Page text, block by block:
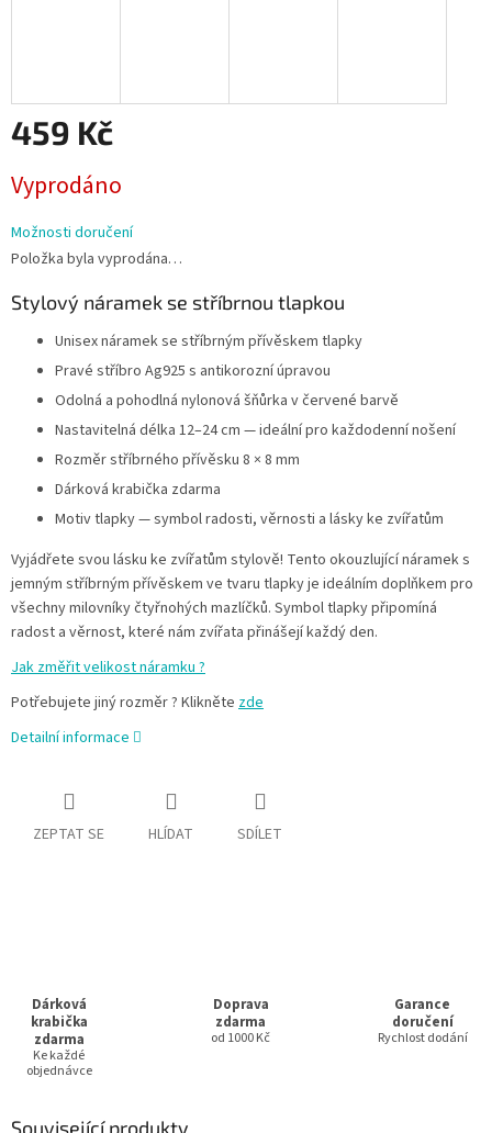
459 Kč
cena:
Vyprodáno
Možnosti doručení
Položka byla vyprodána…
Stylový náramek se stříbrnou tlapkou
Unisex náramek se stříbrným přívěskem tlapky
Pravé stříbro Ag925 s antikorozní úpravou
Odolná a pohodlná nylonová šňůrka v červené barvě
Nastavitelná délka 12–24 cm — ideální pro každodenní nošení
Rozměr stříbrného přívěsku 8 × 8 mm
Dárková krabička zdarma
Motiv tlapky — symbol radosti, věrnosti a lásky ke zvířatům
Vyjádřete svou lásku ke zvířatům stylově! Tento okouzlující náramek s
jemným stříbrným přívěskem ve tvaru tlapky je ideálním doplňkem pro
všechny milovníky čtyřnohých mazlíčků. Symbol tlapky připomíná
radost a věrnost, které nám zvířata přinášejí každý den.
Jak změřit velikost náramku ?
Potřebujete jiný rozměr ? Klikněte zde
Detailní informace
ZEPTAT SE HLÍDAT SDÍLET
Dárková
krabička
zdarma
Ke každé
objednávce
Doprava
zdarma
od 1000 Kč
Garance
doručení
Rychlost dodání
Související produkty